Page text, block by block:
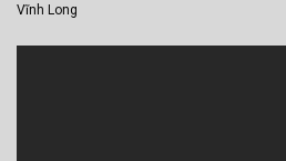
Vĩnh Long